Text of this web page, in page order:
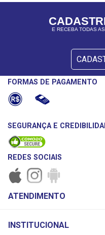
E RECEBA TODAS
FORMAS DE PAGAMENTO
SEGURANÇA E
REDES SOCIAIS
PAGAMENTO
ATENDIMENTO
INSTITUCIONAL